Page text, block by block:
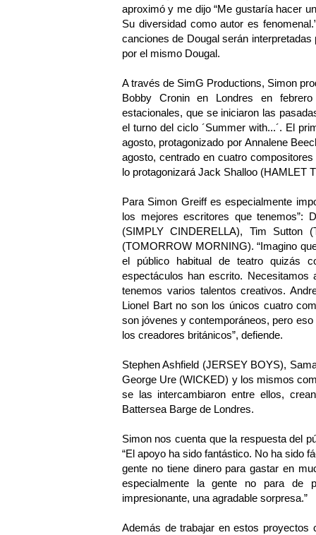
aproximó y me dijo “Me gustaría hacer
Su diversidad como autor es
canciones de Dougal serán
por el mismo Dougal.
A través de SimG Productions, Simon
Bobby Cronin en Londres en
estacionales, que se iniciaron las
el turno del ciclo ´Summer with...´. El
agosto, protagonizado por Annalene
agosto, centrado en cuatro
lo protagonizará Jack Shalloo (HAMLET
Para Simon Greiff es especialmente
los mejores escritores que tenemos”:
(SIMPLY CINDERELLA), Tim Sutton
(TOMORROW MORNING). “Imagino
el público habitual de teatro quizás
espectáculos han escrito.
tenemos varios talentos creativos.
Lionel Bart no son los únicos cuatro
son jóvenes y contemporáneos, pero
los creadores británicos”, defiende.
Stephen Ashfield (JERSEY BOYS),
George Ure (WICKED) y los mismos
se las intercambiaron entre ellos,
Battersea Barge de Londres.
Simon nos cuenta que la respuesta del
“El apoyo ha sido fantástico. No ha sido
gente no tiene dinero para gastar en
especialmente la gente no para de
impresionante, una agradable sorpresa.”
Además de trabajar en estos